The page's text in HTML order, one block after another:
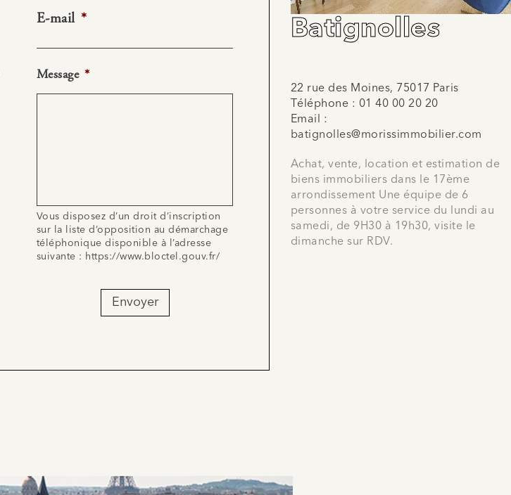
E-mail *
Message *
Vous disposez d’un droit d’inscription
sur la liste d’opposition au démarchage
téléphonique disponible à l’adresse
suivante : https://www.bloctel.gouv.fr/
Envoyer
Batignolles
22 rue des Moines, 75017 Paris
Téléphone : 01 40 00 20 20
Email :
batignolles@morissimmobilier.com
Achat, vente, location et estimation de
biens immobiliers dans le 17ème
arrondissement Une équipe de 6
personnes à votre service du lundi au
samedi, de 9H30 à 19h30, visite le
dimanche sur RDV.